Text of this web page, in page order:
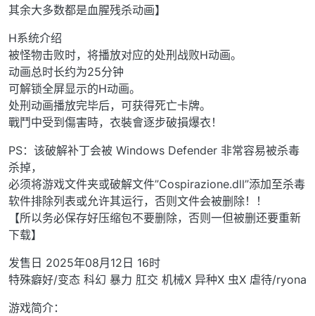
其余大多数都是血腥残杀动画】
H系统介绍
被怪物击败时，将播放对应的处刑战败H动画。
动画总时长约为25分钟
可解锁全屏显示的H动画。
处刑动画播放完毕后，可获得死亡卡牌。
戰鬥中受到傷害時，衣裝會逐步破損爆衣！
PS：该破解补丁会被 Windows Defender 非常容易被杀毒
杀掉，
必须将游戏文件夹或破解文件”Cospirazione.dll”添加至杀毒
软件排除列表或允许其运行，否则文件会被删除！！
【所以务必保存好压缩包不要删除，否则一但被删还要重新
下载】
发售日 2025年08月12日 16时
特殊癖好/变态 科幻 暴力 肛交 机械X 异种X 虫X 虐待/ryona
游戏简介：